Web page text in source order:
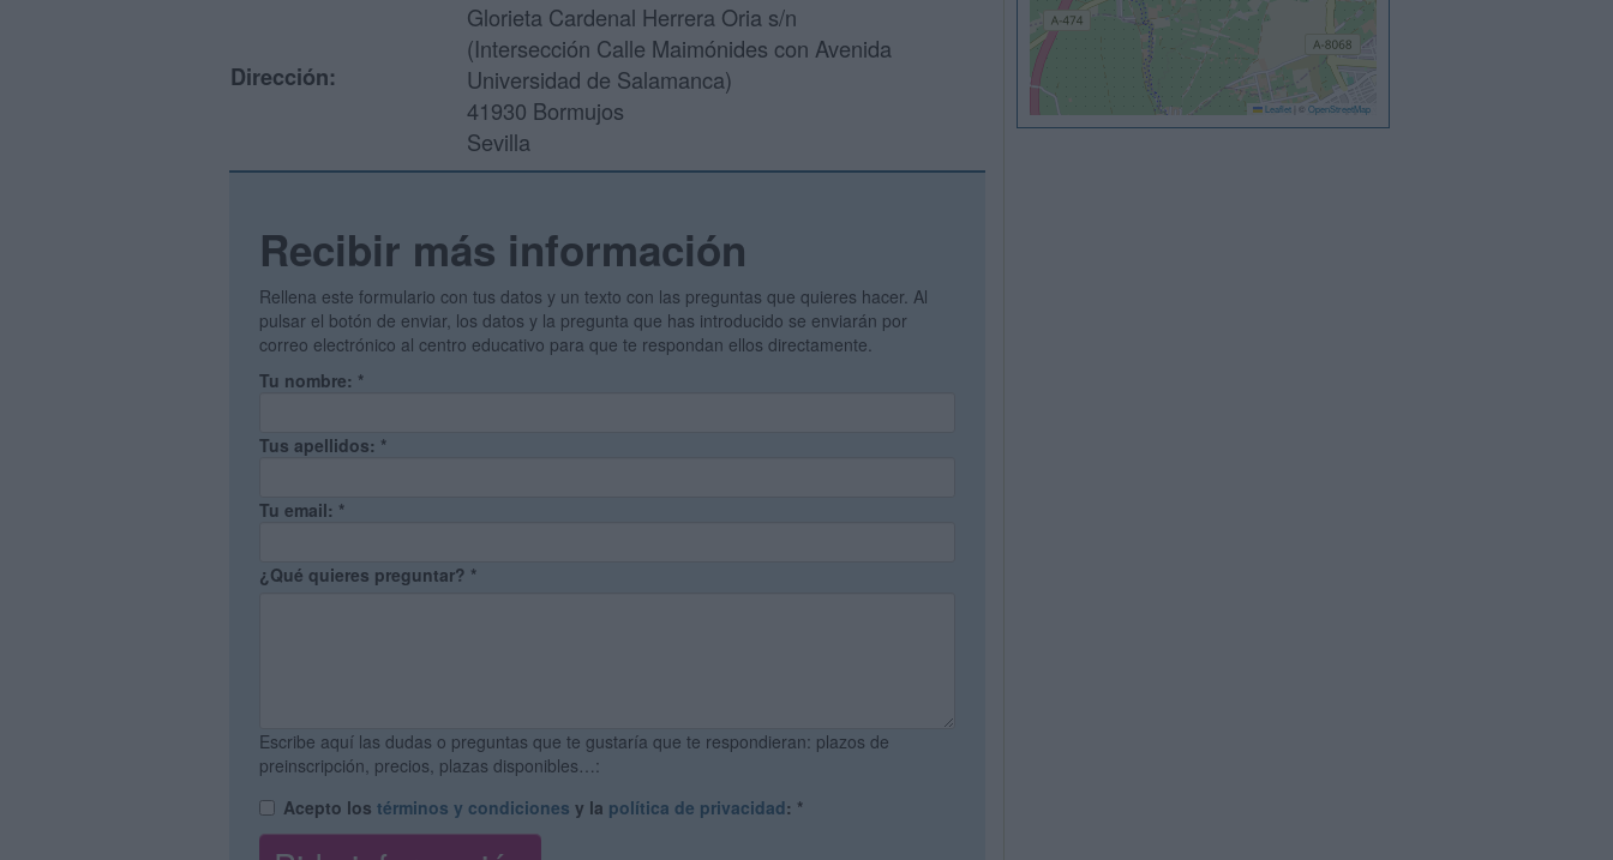
Dirección:
Glorieta Cardenal Herrera Oria s/n
(Intersección Calle Maimónides con Avenida
Universidad de Salamanca)
41930 Bormujos
Sevilla
Recibir más información
Rellena este formulario con tus datos y un texto con las preguntas que quieres hacer. Al
pulsar el botón de enviar, los datos y la pregunta que has introducido se enviarán por
correo electrónico al centro educativo para que te respondan ellos directamente.
Tu nombre: *
Tus apellidos: *
Tu email: *
¿Qué quieres preguntar? *
Escribe aquí las dudas o preguntas que te gustaría que te respondieran: plazos de
preinscripción, precios, plazas disponibles…:
Acepto los términos y condiciones y la política de privacidad: *
Leaflet © OpenStreetMap